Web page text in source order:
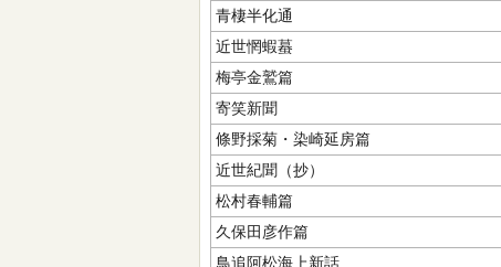
青棲半化通
近世惘蝦蟇
梅亭金鷲篇
寄笑新聞
條野採菊・染崎延房篇
近世紀聞（抄）
松村春輔篇
久保田彦作篇
鳥追阿松海上新話